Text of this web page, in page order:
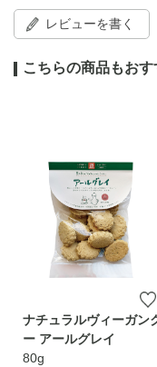
レビューを書く
こちらの商品もおす
ナチュラルヴィーガン
ー アールグレイ
80g